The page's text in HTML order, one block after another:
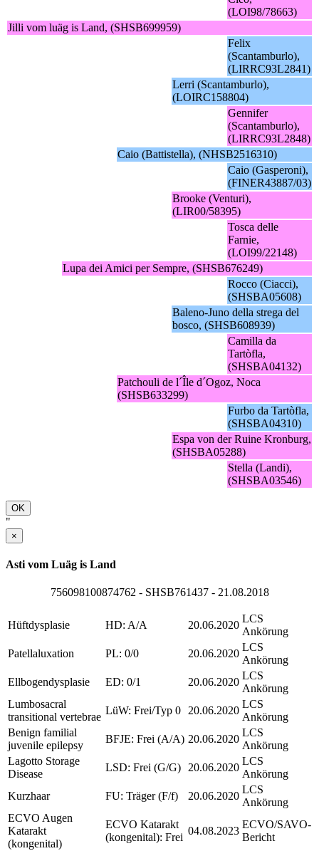
(LOI98/78663)
Jilli vom luäg is Land, (SHSB699959)
Felix
(Scantamburlo),
(LIRRC93L2841)
Lerri (Scantamburlo),
(LOIRC158804)
Gennifer
(Scantamburlo),
(LIRRC93L2848)
Caio (Battistella), (NHSB2516310)
Caio (Gasperoni),
(FINER43887/03)
Brooke (Venturi),
(LIR00/58395)
Tosca delle
Farnie,
(LOI99/22148)
Lupa dei Amici per Sempre, (SHSB676249)
Rocco (Ciacci),
(SHSBA05608)
Baleno-Juno della strega del
bosco, (SHSB608939)
Camilla da
Tartòfla,
(SHSBA04132)
Patchouli de l´Île d´Ogoz, Noca
(SHSB633299)
Furbo da Tartòfla,
(SHSBA04310)
Espa von der Ruine Kronburg,
(SHSBA05288)
Stella (Landi),
(SHSBA03546)
OK
"
×
Asti vom Luäg is Land
756098100874762 - SHSB761437 - 21.08.2018
Hüftdysplasie HD: A/A 20.06.2020
LCS
Ankörung
Patellaluxation
PL: 0/0 20.06.2020
LCS
Ankörung
Ellbogendysplasie
ED: 0/1 20.06.2020
LCS
Ankörung
Lumbosacral
transitional vertebrae
LüW: Frei/Typ 0 20.06.2020
LCS
Ankörung
Benign familial
juvenile epilepsy
BFJE: Frei (A/A) 20.06.2020
LCS
Ankörung
Lagotto Storage
Disease
LSD: Frei (G/G) 20.06.2020
LCS
Ankörung
Kurzhaar
FU: Träger (F/f) 20.06.2020
LCS
Ankörung
ECVO Augen
Katarakt
(kongenital)
ECVO Katarakt
(kongenital): Frei
04.08.2023
ECVO/SAVO-
Bericht